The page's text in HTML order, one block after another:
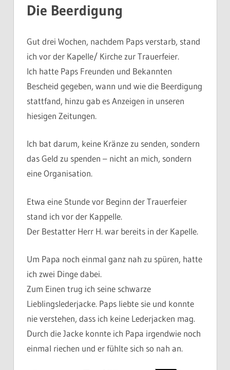
Die Beerdigung
Gut drei Wochen, nachdem Paps verstarb, stand
ich vor der Kapelle/ Kirche zur Trauerfeier.
Ich hatte Paps Freunden und Bekannten
Bescheid gegeben, wann und wie die Beerdigung
stattfand, hinzu gab es Anzeigen in unseren
hiesigen Zeitungen.
Ich bat darum, keine Kränze zu senden, sondern
das Geld zu spenden – nicht an mich, sondern
eine Organisation.
Etwa eine Stunde vor Beginn der Trauerfeier
stand ich vor der Kappelle.
Der Bestatter Herr H. war bereits in der Kapelle.
Um Papa noch einmal ganz nah zu spüren, hatte
ich zwei Dinge dabei.
Zum Einen trug ich seine schwarze
Lieblingslederjacke. Paps liebte sie und konnte
nie verstehen, dass ich keine Lederjacken mag.
Durch die Jacke konnte ich Papa irgendwie noch
einmal riechen und er fühlte sich so nah an.